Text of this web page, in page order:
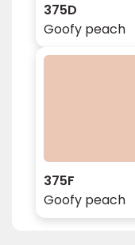
375D
Goofy peach
375F
Goofy peach